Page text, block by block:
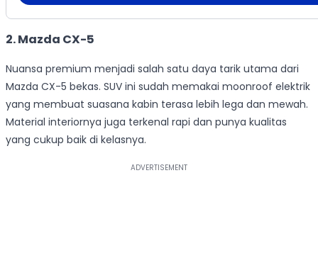
2. Mazda CX-5
Nuansa premium menjadi salah satu daya tarik utama dari
Mazda CX-5 bekas. SUV ini sudah memakai moonroof elektrik
yang membuat suasana kabin terasa lebih lega dan mewah.
Material interiornya juga terkenal rapi dan punya kualitas
yang cukup baik di kelasnya.